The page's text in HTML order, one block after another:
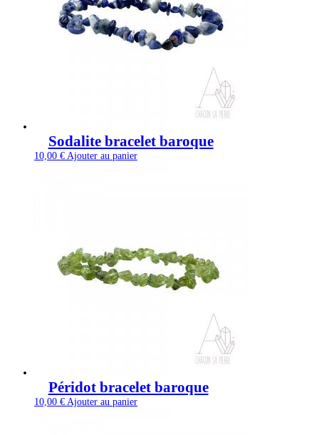
Sodalite bracelet baroque
10,00 € Ajouter au panier
Péridot bracelet baroque
10,00 € Ajouter au panier